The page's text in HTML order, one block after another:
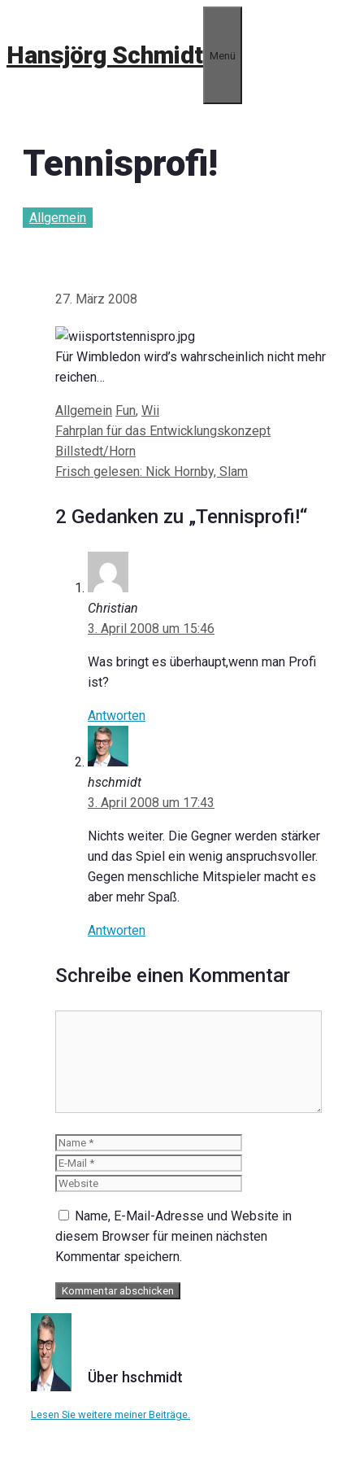
springen
Hansjörg Schmidt Menü
Tennisprofi!
Allgemein
27. März 2008
Für Wimbledon wird’s wahrscheinlich nicht mehr
reichen…
Kategorien
Allgemein Schlagwörter
Fun, Wii
Beitrags-
Navigation
Fahrplan für das Entwicklungskonzept
Billstedt/Horn
Frisch gelesen: Nick Hornby, Slam
2 Gedanken zu „Tennisprofi!“
Christian
3. April 2008 um 15:46
Was bringt es überhaupt,wenn man Profi
ist?
Antworten
hschmidt
3. April 2008 um 17:43
Nichts weiter. Die Gegner werden stärker
und das Spiel ein wenig anspruchsvoller.
Gegen menschliche Mitspieler macht es
aber mehr Spaß.
Antworten
Schreibe einen Kommentar
Name
Name, E-Mail-Adresse und Website in
diesem Browser für meinen nächsten
Kommentar speichern.
Über hschmidt
Lesen Sie weitere meiner Beiträge.